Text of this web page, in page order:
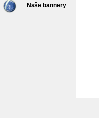
Naše bannery